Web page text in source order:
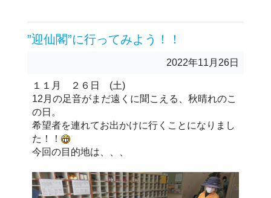
”迎仙閣”に行ってみよう！！
2022年11月26日
１１月 ２６日 (土)
12月の足音がまだ遠くに聞こえる、秋晴れのこ
の日。
希望者を連れてお出かけに行くことになりまし
た！！
今回の目的地は、、、